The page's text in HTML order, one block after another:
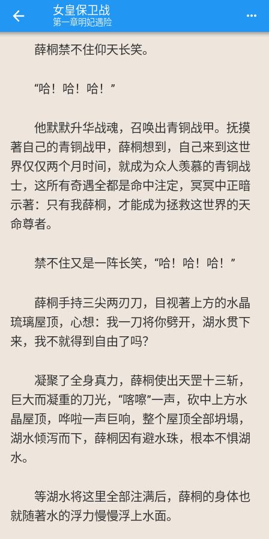
女皇保卫战
第一章明妃遇险 more_horiz
薛桐禁不住仰天长笑。
“哈！哈！哈！”
他默默升华战魂，召唤出青铜战甲。抚摸
著自己的青铜战甲，薛桐想到，自己来到这世
界仅仅两个月时间，就成为众人羡慕的青铜战
士，这所有奇遇全都是命中注定，冥冥中正暗
示著：只有我薛桐，才能成为拯救这世界的天
命尊者。
禁不住又是一阵长笑，“哈！哈！哈！”
薛桐手持三尖两刃刀，目视著上方的水晶
琉璃屋顶，心想：我一刀将你劈开，湖水贯下
来，我不就得到自由了吗？
凝聚了全身真力，薛桐使出天罡十三斩，
巨大而凝重的刀光，“喀嚓”一声，砍中上方水
晶屋顶，哗啦一声巨响，整个屋顶全部坍塌，
湖水倾泻而下，薛桐因有避水珠，根本不惧湖
水。
等湖水将这里全部注满后，薛桐的身体也
就随著水的浮力慢慢浮上水面。